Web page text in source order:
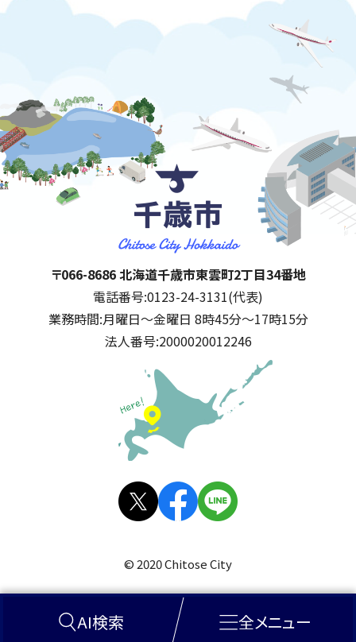
AI検索 全メニュー
千歳市
住所:
〒066-8686 北海道千歳市東雲町2丁目34番地
電話番号:0123-24-3131(代表)
業務時間:月曜日～金曜日 8時45分～17時15分
法人番号:2000020012246
公式SNS
© 2020 Chitose City